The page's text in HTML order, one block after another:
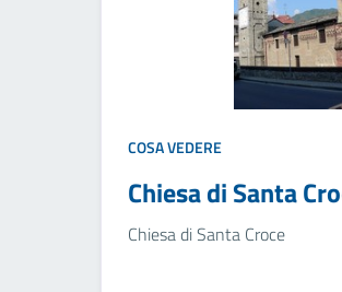
COSA VEDERE
Chiesa di Santa
Chiesa di Santa Croce